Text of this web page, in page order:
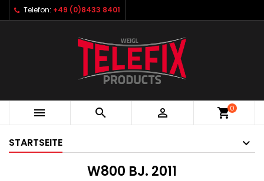
Telefon: +49 (0)8433 8401
   shopping_cart0
STARTSEITE
W800 BJ. 2011